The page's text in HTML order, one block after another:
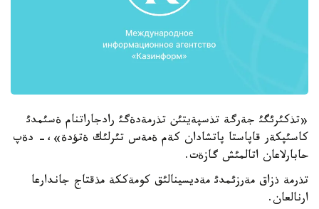
«تذكئرئگئ جةرگة تذسپةيتئن تذرمةدةگئ رادجاراتنام ةسئمدئ
كاسئپكةر قاپاستا پاتشادان كةم ةمةس تئرلئك ةتؤدة»،- دةپ
حابارلاعان اتالمئش گازةت.
تذرمة ذزاق مةرزئمدئ مةديسينالئق كومةككة مذقتاج جاندارعا
ارنالعان.